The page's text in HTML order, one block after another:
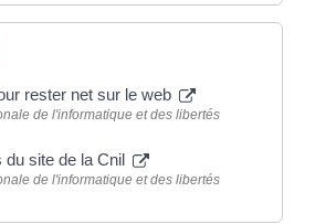
rester net sur le web
de l'informatique et des libertés
du site de la Cnil
de l'informatique et des libertés